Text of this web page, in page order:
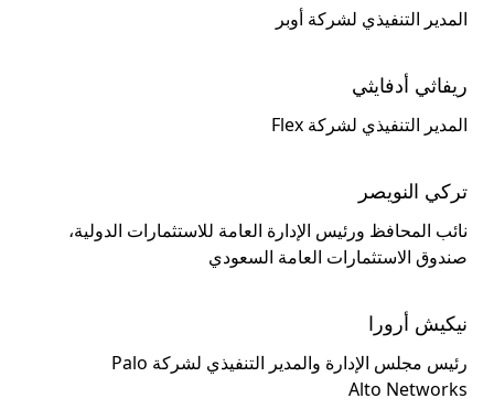
المدير التنفيذي لشركة أوبر
ريفاثي أدفايثي
المدير التنفيذي لشركة Flex
تركي النويصر
نائب المحافظ ورئيس الإدارة العامة للاستثمارات الدولية،
صندوق الاستثمارات العامة السعودي
نيكيش أرورا
رئيس مجلس الإدارة والمدير التنفيذي لشركة Palo
Alto Networks